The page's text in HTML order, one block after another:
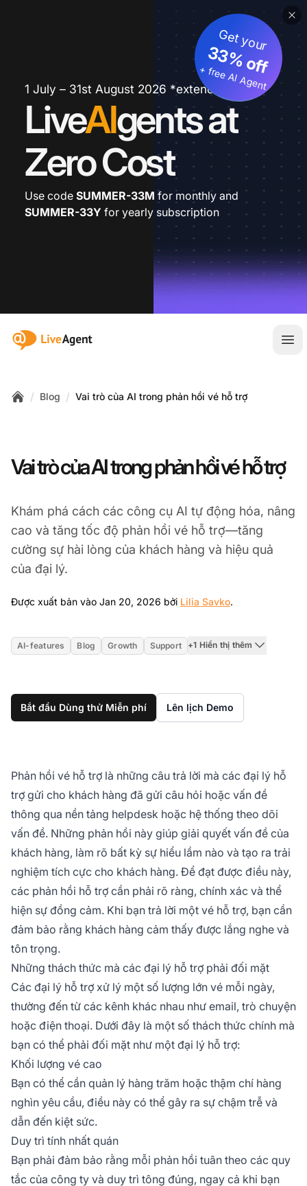
1 July – 31st August 2026 *extended
LiveAIgents at
Zero Cost
Get your
33% off
+ free AI Agent
Use code SUMMER-33M for monthly and
SUMMER-33Y for yearly subscription
:site.title
Mở
/ Blog / Vai trò của AI trong phản hồi vé hỗ trợ
Vai trò của AI trong phản hồi vé hỗ trợ
Khám phá cách các công cụ AI tự động hóa, nâng
cao và tăng tốc độ phản hồi vé hỗ trợ—tăng
cường sự hài lòng của khách hàng và hiệu quả
của đại lý.
Được xuất bản vào Jan 20, 2026 bởi Lilia Savko.
AI-features Blog Growth Support +1 Hiển thị thêm
Bắt đầu Dùng thử Miễn phí Lên lịch Demo
Phản hồi vé hỗ trợ là những câu trả lời mà các đại lý hỗ
trợ gửi cho khách hàng đã gửi câu hỏi hoặc vấn đề
thông qua nền tảng helpdesk hoặc hệ thống theo dõi
vấn đề. Những phản hồi này giúp giải quyết vấn đề của
khách hàng, làm rõ bất kỳ sự hiểu lầm nào và tạo ra trải
nghiệm tích cực cho khách hàng. Để đạt được điều này,
các phản hồi hỗ trợ cần phải rõ ràng, chính xác và thể
hiện sự đồng cảm. Khi bạn trả lời một vé hỗ trợ, bạn cần
đảm bảo rằng khách hàng cảm thấy được lắng nghe và
tôn trọng.
Những thách thức mà các đại lý hỗ trợ phải đối mặt
Các đại lý hỗ trợ xử lý một số lượng lớn vé mỗi ngày,
thường đến từ các kênh khác nhau như email, trò chuyện
hoặc điện thoại. Dưới đây là một số thách thức chính mà
bạn có thể phải đối mặt như một đại lý hỗ trợ:
Khối lượng vé cao
Bạn có thể cần quản lý hàng trăm hoặc thậm chí hàng
nghìn yêu cầu, điều này có thể gây ra sự chậm trễ và
dẫn đến kiệt sức.
Duy trì tính nhất quán
Bạn phải đảm bảo rằng mỗi phản hồi tuân theo các quy
tắc của công ty và duy trì tông đúng, ngay cả khi bạn